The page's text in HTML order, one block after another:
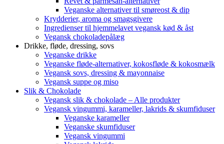
Veganske alternativer til smøreost & dip
Krydderier, aroma og smagsgivere
Ingredienser til hjemmelavet vegansk kød & åst
Vegansk chokoladepålæg
Drikke, fløde, dressing, sovs
Veganske drikke
Veganske fløde-alternativer, kokosfløde & kokosmælk
Vegansk sovs, dressing & mayonnaise
Vegansk suppe og miso
Slik & Chokolade
Vegansk slik & chokolade – Alle produkter
Vegansk vingummi, karameller, lakrids & skumfiduser
Veganske karameller
Veganske skumfiduser
Vegansk vingummi